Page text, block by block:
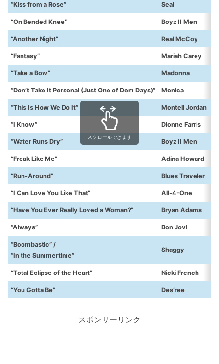
“Kiss from a Rose” Seal
“On Bended Knee” Boyz II Men
“Another Night” Real McCoy
“Fantasy” Mariah Carey
“Take a Bow” Madonna
“Don’t Take It Personal (Just One of Dem Days)” Monica
“This Is How We Do It” Montell Jordan
“I Know” Dionne Farris
“Water Runs Dry” Boyz II Men
“Freak Like Me” Adina Howard
“Run-Around” Blues Traveler
“I Can Love You Like That” All-4-One
“Have You Ever Really Loved a Woman?” Bryan Adams
“Always” Bon Jovi
“Boombastic” /
“In the Summertime”
Shaggy
“Total Eclipse of the Heart” Nicki French
“You Gotta Be” Des’ree
スクロールできます
スポンサーリンク